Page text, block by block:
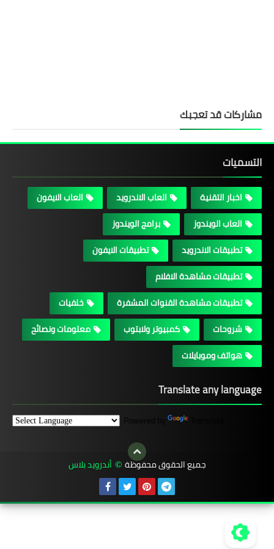
مشاركات قد تعجبك
التسميات
اخبار التقنية العاب الاندرويد
العاب الايفون
العاب الويندوز
برامج الويندوز
تطبيقات الاندرويد
تطبيقات الايفون
تطبيقات مشاهدة الافلام
تطبيقات مشاهدة القنوات المشفرة
خلفيات
شروحات
كمبيوتر ولابتوب
معلومات ونصائح
هواتف وموبايلات
Translate any language
Powered by
جميع الحقوق محفوظة © أندرويد بلاس